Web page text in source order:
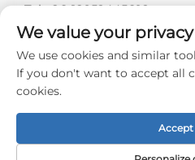
Tel:+86-18952445692
E-mail: [email protected]
Všechna práva vyhrazena ©
ochrany
We value your privacy
We use cookies and similar
If you don't want to accept all
cookies.
Accept